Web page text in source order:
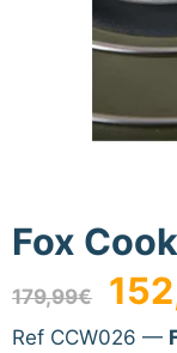
Fox
179,99€
El
precio
original
Ref CCW026 —